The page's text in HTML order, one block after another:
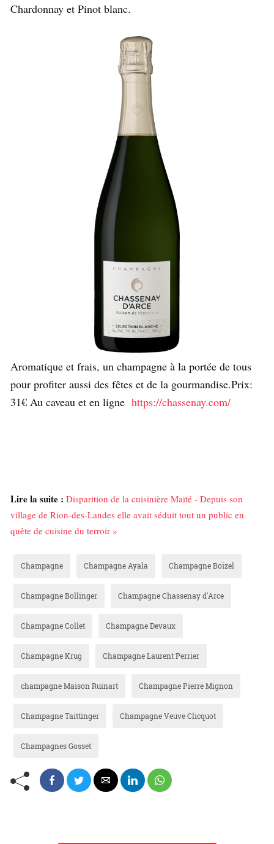
Chardonnay et Pinot blanc.
Aromatique et frais, un champagne à la portée de tous
pour profiter aussi des fêtes et de la gourmandise.Prix:
31€ Au caveau et en ligne https://chassenay.com/
Lire la suite : Disparition de la cuisinière Maïté - Depuis son
village de Rion-des-Landes elle avait séduit tout un public en
quête de cuisine du terroir »
Champagne Champagne Ayala Champagne Boizel
Champagne Bollinger Champagne Chassenay d'Arce
Champagne Collet Champagne Devaux
Champagne Krug Champagne Laurent Perrier
champagne Maison Ruinart Champagne Pierre Mignon
Champagne Taittinger Champagne Veuve Clicquot
Champagnes Gosset